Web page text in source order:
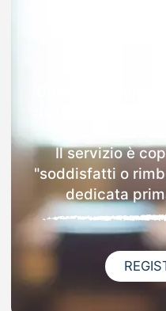
Il servizio è
"soddisfatti o
dedicata